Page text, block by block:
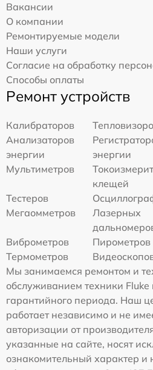
Вакансии
О компании
Ремонтируемые модели
Наши услуги
Согласие на обработку
Способы оплаты
Ремонт устройств
Калибраторов
Анализаторов
энергии
энергии
Мультиметров
клещей
Тестеров
Мегаомметров
Лазерных
Виброметров
Пирометров
Термометров
Мы занимаемся ремонтом и
обслуживанием техники Fluke
гарантийного периода. Наш
работает независимо и не
авторизации от
указанные на сайте, носят
ознакомительный характер и